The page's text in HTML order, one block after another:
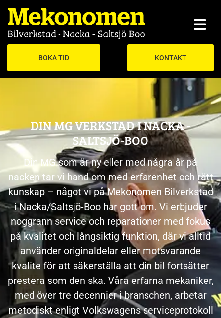
BOKA TID KONTAKT
DIN MG VERKSTAD I NACKA -
SALTSJÖ-BOO
Din MG som är ny eller med några år på
nacken tar vi hand om med erfarenhet och rätt
kunskap – något vi på Mekonomen Bilverkstad
i Nacka/Saltsjö-Boo har gott om. Vi erbjuder
noggrann service och reparationer med fokus
på kvalitet och långsiktig funktion, där vi alltid
använder originaldelar eller motsvarande
kvalite för att säkerställa att din bil fortsätter
prestera som den ska. Våra erfarna mekaniker,
med över tre decennier i branschen, arbetar
metodiskt enligt Volkswagens serviceprotokoll